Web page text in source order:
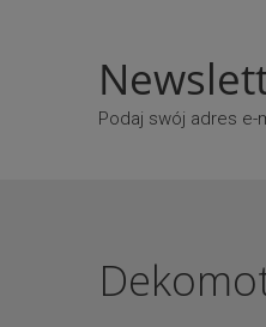
Podaj swój adres